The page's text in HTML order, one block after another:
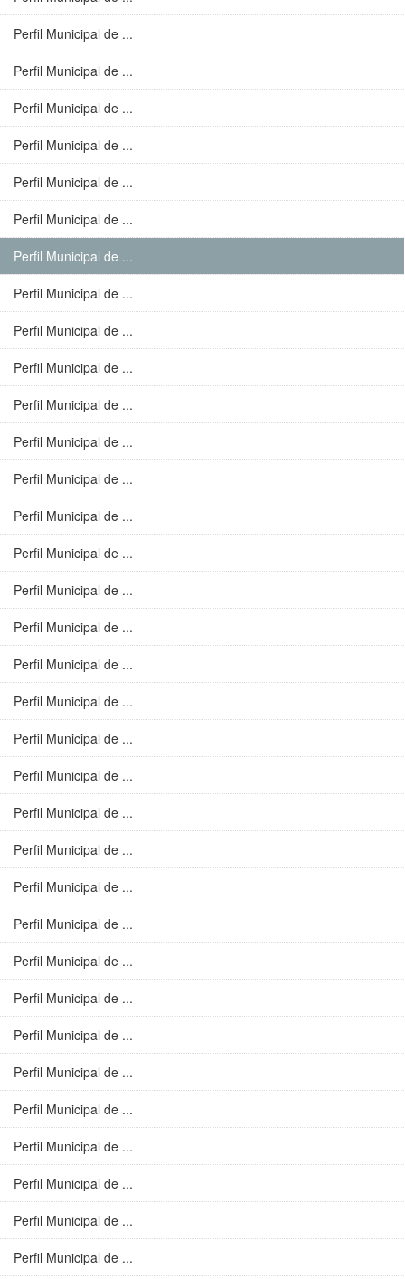
Perfil Municipal de ...
Perfil Municipal de ...
Perfil Municipal de ...
Perfil Municipal de ...
Perfil Municipal de ...
Perfil Municipal de ...
Perfil Municipal de ...
Perfil Municipal de ...
Perfil Municipal de ...
Perfil Municipal de ...
Perfil Municipal de ...
Perfil Municipal de ...
Perfil Municipal de ...
Perfil Municipal de ...
Perfil Municipal de ...
Perfil Municipal de ...
Perfil Municipal de ...
Perfil Municipal de ...
Perfil Municipal de ...
Perfil Municipal de ...
Perfil Municipal de ...
Perfil Municipal de ...
Perfil Municipal de ...
Perfil Municipal de ...
Perfil Municipal de ...
Perfil Municipal de ...
Perfil Municipal de ...
Perfil Municipal de ...
Perfil Municipal de ...
Perfil Municipal de ...
Perfil Municipal de ...
Perfil Municipal de ...
Perfil Municipal de ...
Perfil Municipal de ...